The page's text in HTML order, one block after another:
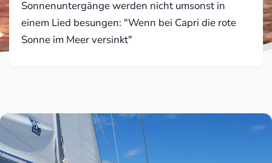
Sonnenuntergänge werden nicht umsonst in
einem Lied besungen: "Wenn bei Capri die rote
Sonne im Meer versinkt"